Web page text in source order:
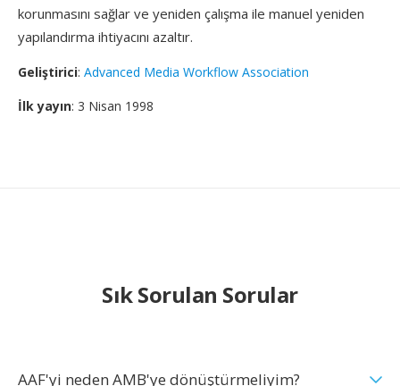
korunmasını sağlar ve yeniden çalışma ile manuel yeniden
yapılandırma ihtiyacını azaltır.
Geliştirici: Advanced Media Workflow Association
İlk yayın: 3 Nisan 1998
Sık Sorulan Sorular
AAF'yi neden AMB'ye dönüştürmeliyim?